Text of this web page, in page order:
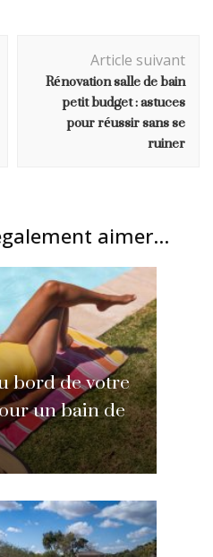
Article suivant
Rénovation salle de bain
petit budget : astuces
pour réussir sans se
ruiner
aimer...
bord de votre
un bain de